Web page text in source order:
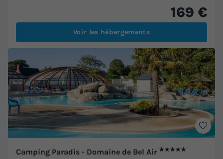
169 €
Voir les hébergements
Camping Paradis - Domaine de Bel Air ★★★★★